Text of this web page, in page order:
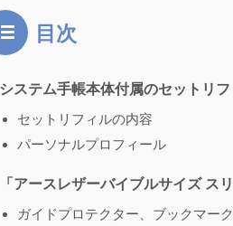
目次
システム手帳本体付属のセットリ
セットリフィルの内容
パーソナルプロフィール
「アースレザーバイブルサイズ ス
ガイドプロテクター、ブックマー